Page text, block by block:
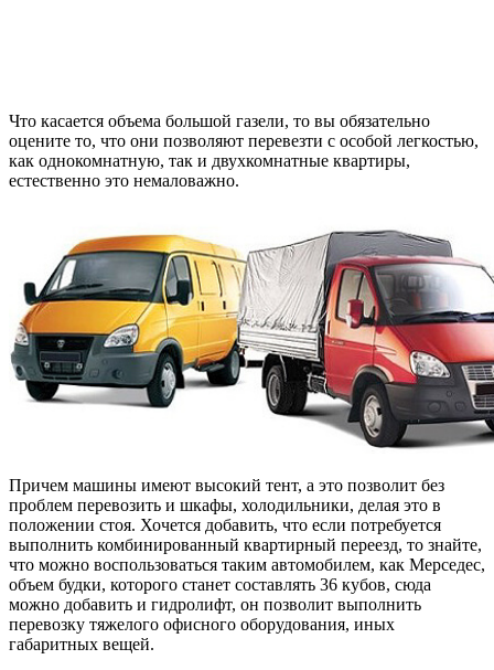
Что касается объема большой газели, то вы обязательно
оцените то, что они позволяют перевезти с особой легкостью,
как однокомнатную, так и двухкомнатные квартиры,
естественно это немаловажно.
Причем машины имеют высокий тент, а это позволит без
проблем перевозить и шкафы, холодильники, делая это в
положении стоя. Хочется добавить, что если потребуется
выполнить комбинированный квартирный переезд, то знайте,
что можно воспользоваться таким автомобилем, как Мерседес,
объем будки, которого станет составлять 36 кубов, сюда
можно добавить и гидролифт, он позволит выполнить
перевозку тяжелого офисного оборудования, иных
габаритных вещей.